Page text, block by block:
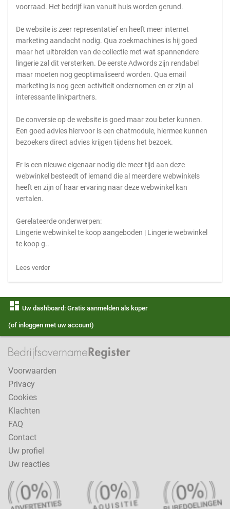
voorraad. Het bedrijf kan vanuit huis worden gerund.
De website is zeer representatief en heeft meer internet
marketing aandacht nodig. Qua zoekmachines is hij goed
maar het uitbreiden van de collectie met wat spannendere
lingerie zal dit versterken. De eerste Adwords zijn rendabel
maar moeten nog geoptimaliseerd worden. Qua email
marketing is nog geen activiteit ondernomen en er zijn al
interessante linkpartners.
De conversie op de website is goed maar zou beter kunnen.
Een goed advies hiervoor is een chatmodule, hiermee kunnen
bezoekers direct advies krijgen tijdens het bezoek.
Er is een nieuwe eigenaar nodig die meer tijd aan deze
webwinkel besteedt of iemand die al meerdere webwinkels
heeft en zijn of haar ervaring naar deze webwinkel kan
vertalen.
Gerelateerde onderwerpen:
Lingerie webwinkel te koop aangeboden | Lingerie webwinkel
te koop g..
Lees verder
dashboard Uw dashboard: Gratis aanmelden als koper
(of inloggen met uw account)
Voorwaarden
Privacy
Cookies
Klachten
FAQ
Contact
Uw profiel
Uw reacties